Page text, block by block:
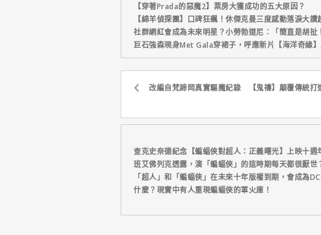
【穿著Prada的惡魔2】票房大獲成功的五大原因？
【綿羊偵探團】口碑狂飆！休傑克曼三度感動落淚大讚
社群網紅會成為未來明星？小勞勃道尼：「簡直是胡扯
巨石強森現身Met Gala穿裙子，呼應新片【海洋奇緣】
改編自梵諦岡真實驅魔紀錄 【鬼禱】顛覆傳統打
查克史奈德紀念【蝙蝠俠對超人：正義曙光】上映十週
班艾佛列克透露，演「蝙蝠俠」的這時期每天都很厭世
「超人」和「蝙蝠俠」在未來十年版權到期，會成為
什麼？現實中有人重現蝙蝠俠的軍火庫！